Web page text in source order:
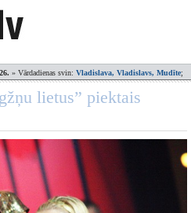
» Vārdadienas svin: Vladislava, Vladislavs, Mudīte;
lietus” piektais